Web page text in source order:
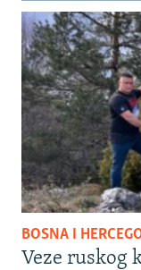
BOSNA I
Veze ruskog